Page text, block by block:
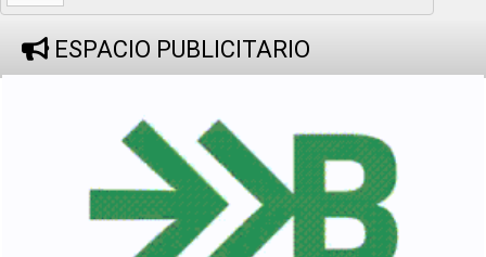
ESPACIO PUBLICITARIO